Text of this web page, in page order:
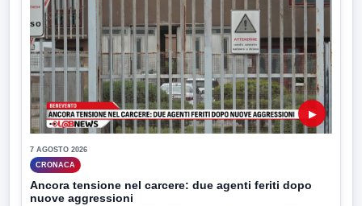
▶
7 AGOSTO 2026
CRONACA
Ancora tensione nel carcere: due agenti feriti dopo
nuove aggressioni